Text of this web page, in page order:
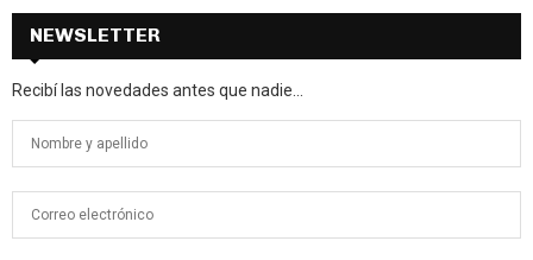
NEWSLETTER
Recibí las novedades antes que nadie...